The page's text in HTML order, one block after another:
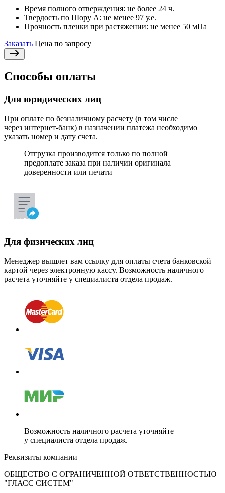
Время полного отверждения: не более 24 ч.
Твердость по Шору А: не менее 97 у.е.
Прочность пленки при растяжении: не менее 50 мПа
Заказать Цена по запросу
Способы оплаты
Для юридических лиц
При оплате по безналичному расчету (в том числе
через интернет-банк) в назначении платежа необходимо
указать номер и дату счета.
Отгрузка производится только по полной
предоплате заказа при наличии оригинала
доверенности или печати
Для физических лиц
Менеджер вышлет вам ссылку для оплаты счета банковской
картой через электронную кассу. Возможность наличного
расчета уточняйте у специалиста отдела продаж.
Возможность наличного расчета уточняйте
у специалиста отдела продаж.
Реквизиты компании
ОБЩЕСТВО С ОГРАНИЧЕННОЙ ОТВЕТСТВЕННОСТЬЮ
"ГЛАСС СИСТЕМ"